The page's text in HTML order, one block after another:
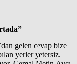
gelen cevap bize
yerler yetersiz.